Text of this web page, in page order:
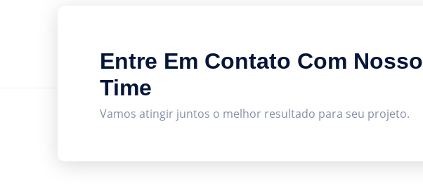
Entre Em Contato Com Nosso
Time
Vamos atingir juntos o melhor resultado para seu projeto.